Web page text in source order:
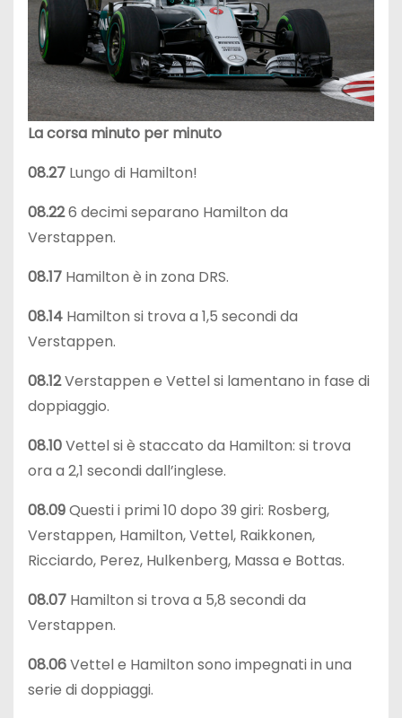
La corsa minuto per minuto
08.27 Lungo di Hamilton!
08.226 decimi separano Hamilton da
Verstappen.
08.17 Hamilton è in zona DRS.
08.14 Hamilton si trova a 1,5 secondi da
Verstappen.
08.12Verstappen e Vettel si lamentano in fase di
doppiaggio.
08.10Vettel si è staccato da Hamilton: si trova
ora a 2,1 secondi dall’inglese.
08.09Questi i primi 10 dopo 39 giri: Rosberg,
Verstappen, Hamilton, Vettel, Raikkonen,
Ricciardo, Perez, Hulkenberg, Massa e Bottas.
08.07 Hamilton si trova a 5,8 secondi da
Verstappen.
08.06Vettel e Hamilton sono impegnati in una
serie di doppiaggi.